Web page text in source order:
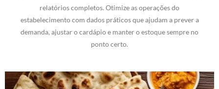
relatórios completos. Otimize as operações do
estabelecimento com dados práticos que ajudam a prever a
demanda, ajustar o cardápio e manter o estoque sempre no
ponto certo.